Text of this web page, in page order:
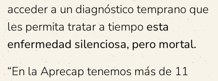
acceder a un diagnóstico temprano que
les permita tratar a tiempo esta
enfermedad silenciosa, pero mortal.
“En la Aprecap tenemos más de 11